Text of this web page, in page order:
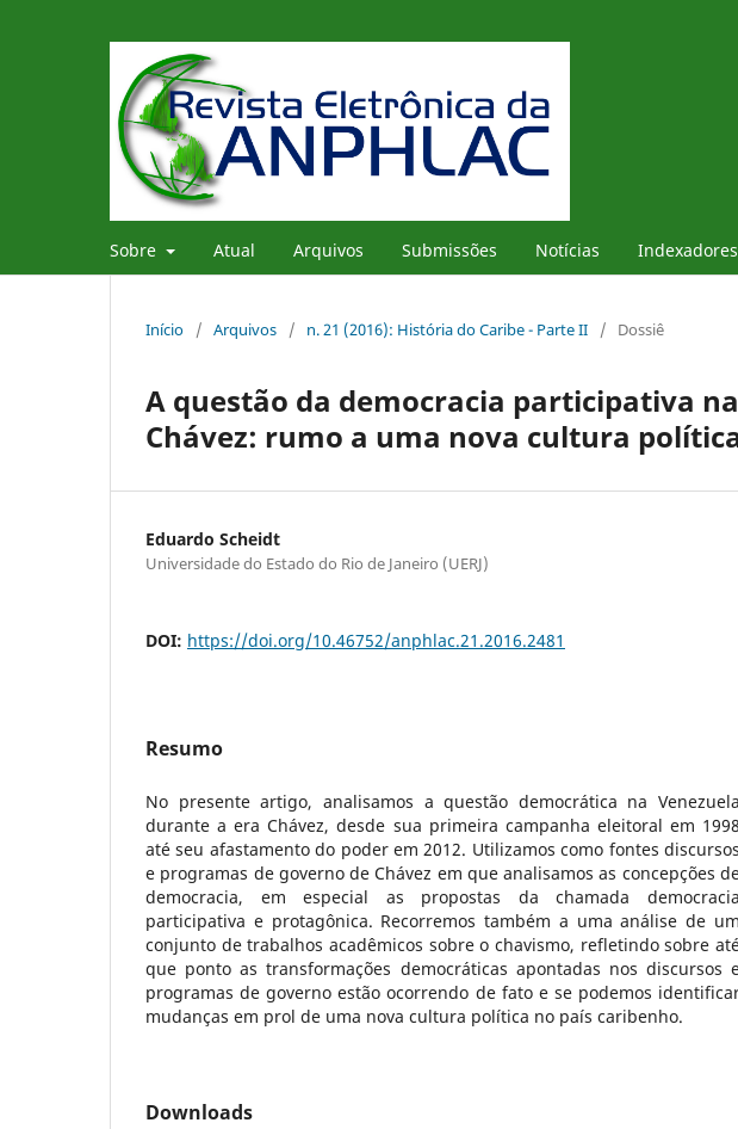
Sobre Atual Arquivos Submissões Notícias Indexadores
Início / Arquivos / n. 21 (2016): História do Caribe - Parte II / Dossiê
A questão da democracia participativa
Chávez: rumo a uma nova cultura
Eduardo Scheidt
Universidade do Estado do Rio de Janeiro (UERJ)
DOI: https://doi.org/10.46752/anphlac.21.2016.2481
Resumo
No presente artigo, analisamos a questão democrática na Venezuela
durante a era Chávez, desde sua primeira campanha eleitoral em 1998
até seu afastamento do poder em 2012. Utilizamos como fontes discursos
e programas de governo de Chávez em que analisamos as concepções
democracia, em especial as propostas da chamada democracia
participativa e protagônica. Recorremos também a uma análise de um
conjunto de trabalhos acadêmicos sobre o chavismo, refletindo sobre
que ponto as transformações democráticas apontadas nos discursos
programas de governo estão ocorrendo de fato e se podemos
mudanças em prol de uma nova cultura política no país caribenho.
Downloads